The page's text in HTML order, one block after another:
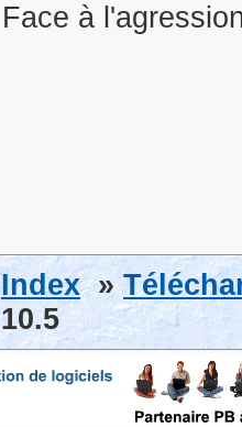
Face à
Index »
10.5